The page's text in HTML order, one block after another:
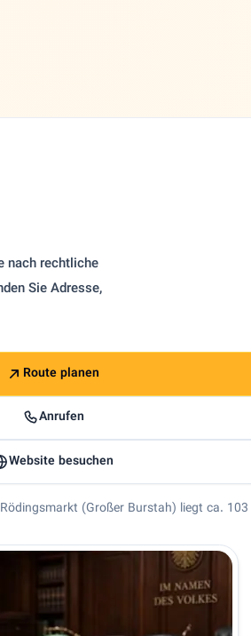
nach rechtliche
Sie Adresse,
Route planen
Anrufen
Website besuchen
(Großer Burstah) liegt ca.
Rechtsanwalt für